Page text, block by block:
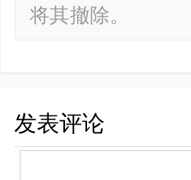
将其撤除。
发表评论